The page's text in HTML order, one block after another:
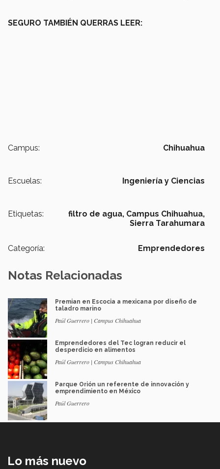
SEGURO TAMBIÉN QUERRAS LEER:
Campus: Chihuahua
Escuelas: Ingeniería y Ciencias
Etiquetas: filtro de agua, Campus Chihuahua,
Sierra Tarahumara
Categoría: Emprendedores
Notas Relacionadas
Premian en Escocia a mexicana por diseño de
taladro marino
Paúl Guerrero | Campus Chihuahua
Emprendedores del Tec logran reducir el
desperdicio en alimentos
Paúl Guerrero | Campus Chihuahua
Parque Orión un referente de innovación y
emprendimiento en México
Paúl Guerrero
Lo más nuevo